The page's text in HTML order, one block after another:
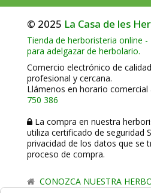
© 2025 La Casa de les
Tienda de herboristeria online
para adelgazar de herbolario.
Comercio electrónico de
profesional y cercana.
Llámenos en horario comercial
750 386
La compra en nuestra
utiliza certificado de seguridad
privacidad de los datos que se
proceso de compra.
CONOZCA NUESTRA